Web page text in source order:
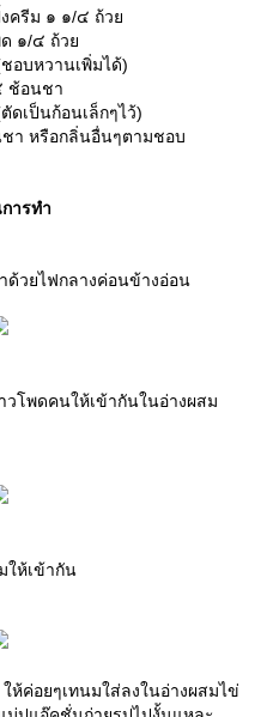
งครีม ๑ ๑/๔ ถ้ว
๑/๔ ถ้ว
อบหวานเพิ่มได้)
ช้อนชา
ดเป็นก้อนเล็กๆไว้)
า หรือกลิ่นอื่นๆตามชอบ
ารทำ
ด้วยไฟกลางค่อนข้างอ่อน
โพดคนให้เข้ากันในอ่างผสม
ให้เข้ากัน
ค่อยๆเทนมใส่ลงในอ่างผสมไข่